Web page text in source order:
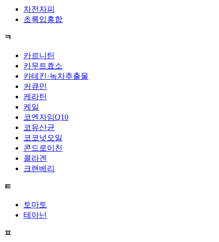
차전자피
초록입홍합
ㅋ
카르니틴
카무트효소
카테킨·녹차추출물
커큐민
케라틴
케일
코엔자임Q10
코유산균
코코넛오일
콘드로이친
콜라겐
크랜베리
ㅌ
토마토
테아닌
ㅍ